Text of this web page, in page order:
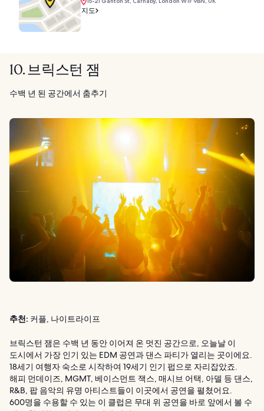
지도
10. 브릭스턴 잼
수백 년 된 공간에서 춤추기
추천: 커플, 나이트라이프
브릭스턴 잼은 수백 년 동안 이어져 온 멋진 공간으로, 오늘날 이
도시에서 가장 인기 있는 EDM 공연과 댄스 파티가 열리는 곳이에요.
18세기 여행자 숙소로 시작하여 19세기 인기 펍으로 자리잡았죠.
해피 먼데이즈, MGMT, 베이스먼트 잭스, 매시브 어택, 아델 등 댄스,
R&B, 팝 음악의 유명 아티스트들이 이곳에서 공연을 펼쳤어요.
600명을 수용할 수 있는 이 클럽은 무대 위 공연을 바로 앞에서 볼 수